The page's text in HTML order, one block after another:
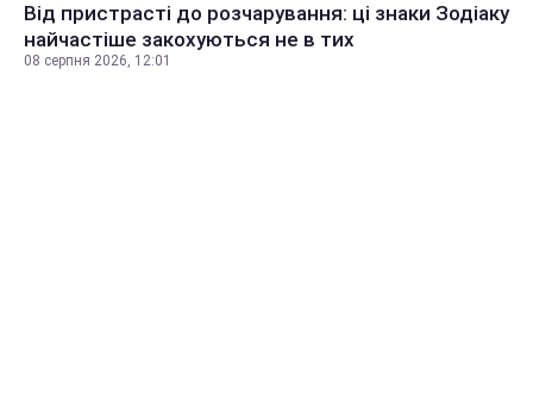
Від пристрасті до розчарування: ці знаки Зодіаку
найчастіше закохуються не в тих
08 серпня 2026, 12:01